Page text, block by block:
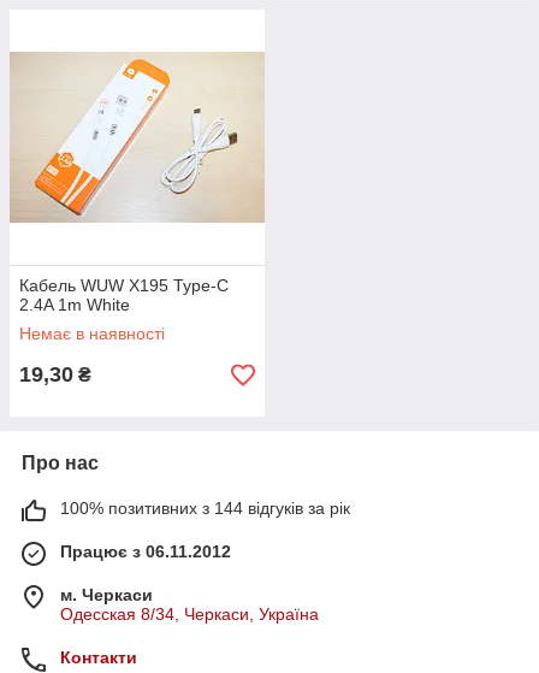
Кабель WUW X195 Type-C
2.4A 1m White
Немає в наявності
19,30 ₴
Про нас
100% позитивних з 144 відгуків за рік
Працює з 06.11.2012
м. Черкаси
Одесская 8/34, Черкаси, Україна
Контакти